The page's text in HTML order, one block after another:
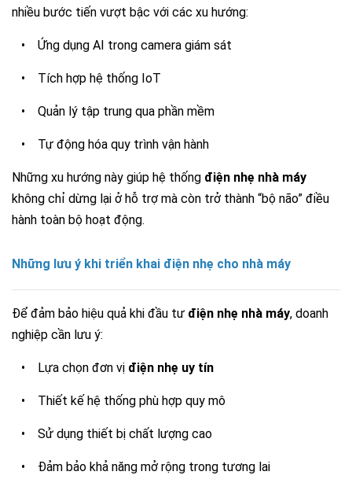
nhiều bước tiến vượt bậc với các xu hướng:
• Ứng dụng AI trong camera giám sát
• Tích hợp hệ thống IoT
• Quản lý tập trung qua phần mềm
• Tự động hóa quy trình vận hành
Những xu hướng này giúp hệ thống điện nhẹ nhà máy
không chỉ dừng lại ở hỗ trợ mà còn trở thành “bộ não” điều
hành toàn bộ hoạt động.
Những lưu ý khi triển khai điện nhẹ cho nhà máy
Để đảm bảo hiệu quả khi đầu tư điện nhẹ nhà máy, doanh
nghiệp cần lưu ý:
• Lựa chọn đơn vị điện nhẹ uy tín
• Thiết kế hệ thống phù hợp quy mô
• Sử dụng thiết bị chất lượng cao
• Đảm bảo khả năng mở rộng trong tương lai